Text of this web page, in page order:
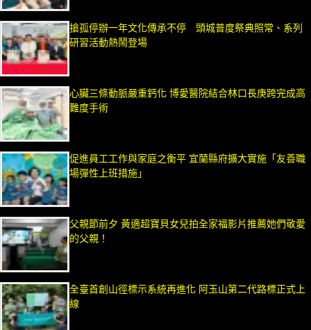
搶孤停辦一年文化傳承不停 頭城普度祭典照常、系列
研習活動熱鬧登場
心臟三條動脈嚴重鈣化 博愛醫院結合林口長庚跨完成高
難度手術
促進員工工作與家庭之衡平 宜蘭縣府擴大實施「友善職
場彈性上班措施」
父親節前夕 黃適超寶貝女兒拍全家福影片推薦她們敬愛
的父親！
全臺首創山徑標示系統再進化 阿玉山第二代路標正式上
線